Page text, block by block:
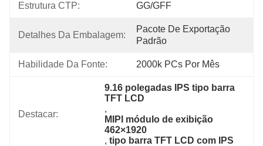
Estrutura CTP: GG/GFF
Detalhes Da Embalagem:
Pacote De Exportação
Padrão
Habilidade Da Fonte: 2000k PCs Por Mês
Destacar:
9.16 polegadas IPS tipo barra
TFT LCD
,
MIPI módulo de exibição
462×1920
, tipo barra TFT LCD com IPS